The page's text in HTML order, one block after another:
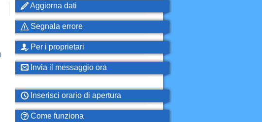
Aggiorna dati
Segnala errore
Per i proprietari
Invia il messaggio ora
Inserisci orario di apertura
Come funziona